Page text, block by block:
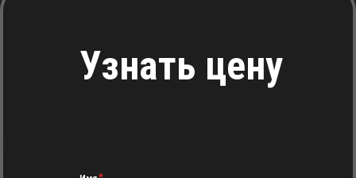
Узнать цену